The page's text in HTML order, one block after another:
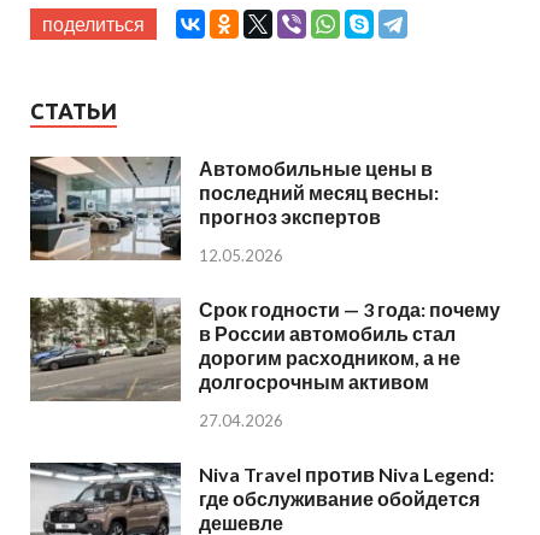
поделиться
СТАТЬИ
Автомобильные цены в
последний месяц весны:
прогноз экспертов
12.05.2026
Срок годности — 3 года: почему
в России автомобиль стал
дорогим расходником, а не
долгосрочным активом
27.04.2026
Niva Travel против Niva Legend:
где обслуживание обойдется
дешевле